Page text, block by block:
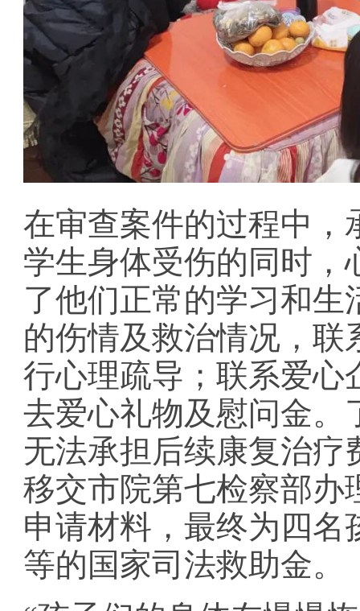
在审查案件的过程中，
学生身体受伤的同时，
了他们正常的学习和
的伤情及救治情况，
行心理疏导；联系爱心
去爱心礼物及慰问金。
无法承担后续康复治
移交市院第七检察部办
申请材料，最终为四名
等的国家司法救助金。